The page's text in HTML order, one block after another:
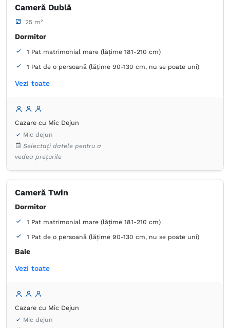
Cameră Dublă
25 m²
Dormitor
1 Pat matrimonial mare (lățime 181-210 cm)
1 Pat de o persoană (lățime 90-130 cm, nu se poate uni)
Baie
Articole de toaletă gratuite
Uscător de păr
Canale prin cablu
Canale prin satelit
Detector de monoxid de carbon
Priză lângă pat
Serviciu de streaming (ex. Netflix)
TV cu ecran plat
Vezi toate
Cazare cu Mic Dejun
Mic dejun
Selectați datele pentru a
vedea prețurile
Cameră Twin
Dormitor
1 Pat matrimonial mare (lățime 181-210 cm)
1 Pat de o persoană (lățime 90-130 cm, nu se poate uni)
Baie
Proprie -
Articole de toaletă gratuite
Uscător de păr
Dulap
Vezi toate
Cazare cu Mic Dejun
Mic dejun